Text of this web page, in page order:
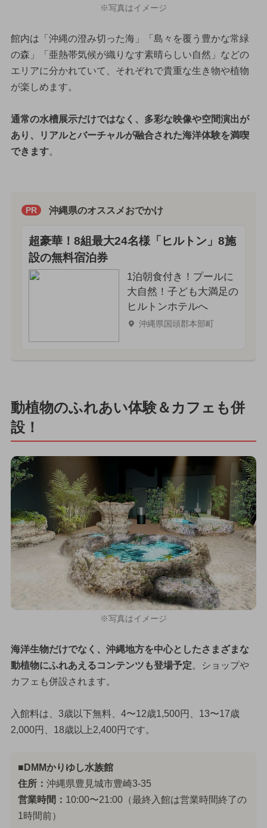
※写真はイメージ
館内は「沖縄の澄み切った海」「島々を覆う豊かな常緑
の森」「亜熱帯気候が織りなす素晴らしい自然」などの
エリアに分かれていて、それぞれで貴重な生き物や植物
が楽しめます。
通常の水槽展示だけではなく、多彩な映像や空間演出が
あり、リアルとバーチャルが融合された海洋体験を満喫
できます。
PR 沖縄県のオススメおでかけ
超豪華！8組最大24名様「ヒルトン」8施
設の無料宿泊券
1泊朝食付き！プールに
大自然！子ども大満足の
ヒルトンホテルへ
沖縄県国頭郡本部町
動植物のふれあい体験＆カフェも併
設！
※写真はイメージ
海洋生物だけでなく、沖縄地方を中心としたさまざまな
動植物にふれあえるコンテンツも登場予定。ショップや
カフェも併設されます。
入館料は、3歳以下無料、4〜12歳1,500円、13〜17歳
2,000円、18歳以上2,400円です。
■DMMかりゆし水族館
住所： 沖縄県豊見城市豊崎3-35
営業時間： 10:00〜21:00（最終入館は営業時間終了の
1時間前）